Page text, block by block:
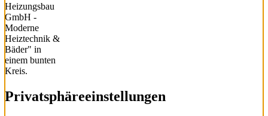
Privatsphäre­einstellungen